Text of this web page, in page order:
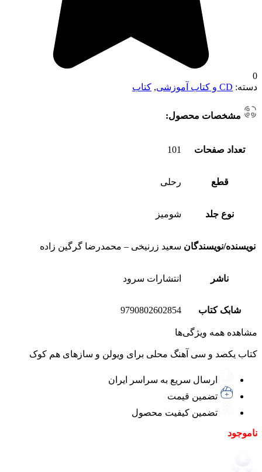
0
دسته: CD و کتاب آموزشی , کتاب
مشخصات محصول:
تعداد صفحات 101
قطع رحلی
نوع جلد شومیز
نویسنده/نویسندگان سعید زرنیخی – محمدرضا گرگین زاده
ناشر انتشارات سرود
شابک کتاب 9790802602854
مشاهده همه ویژگی‌ها
کتاب یکصد و سی آهنگ محلی برای ویولن و سازهای هم کوک
ارسال سریع به سراسر ایران
تضمین قیمت
تضمین کیفیت محصول
ناموجود